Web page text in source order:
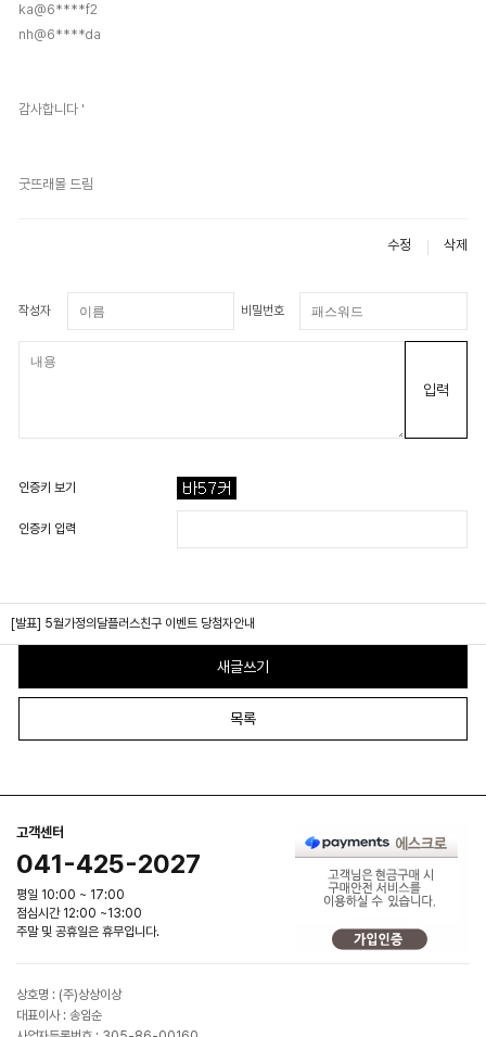
ka@6****f2
nh@6****da
감사합니다 '
굿뜨래몰 드림
수정 삭제
작성자 비밀번호
입력
인증키 보기
인증키 입력
[발표] 5월가정의달플러스친구 이벤트 당첨자안내
새글쓰기
목록
고객센터
041-425-2027
평일 10:00 ~ 17:00
점심시간 12:00 ~13:00
주말 및 공휴일은 휴무입니다.
상호명 : (주)상상이상
대표이사 : 송임순